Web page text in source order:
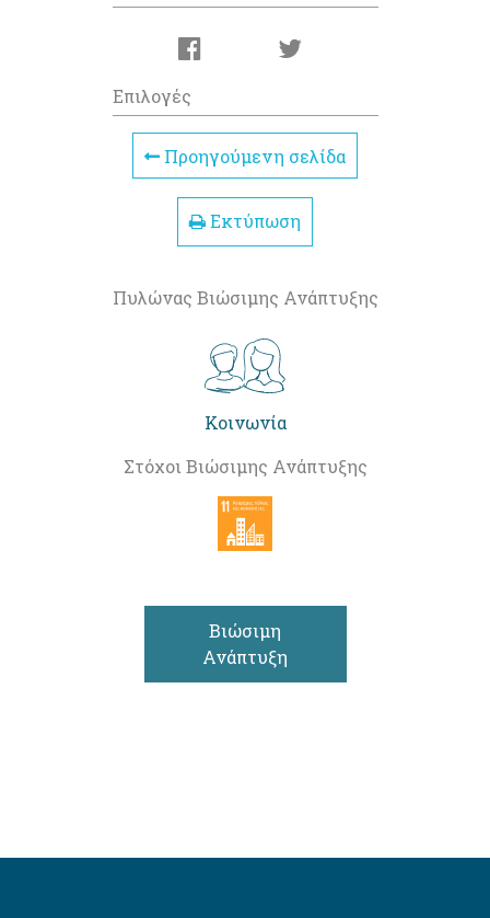
Επιλογές
Προηγούμενη σελίδα
Εκτύπωση
Πυλώνας Βιώσιμης Ανάπτυξης
Κοινωνία
Στόχοι Βιώσιμης Ανάπτυξης
Βιώσιμη
Ανάπτυξη